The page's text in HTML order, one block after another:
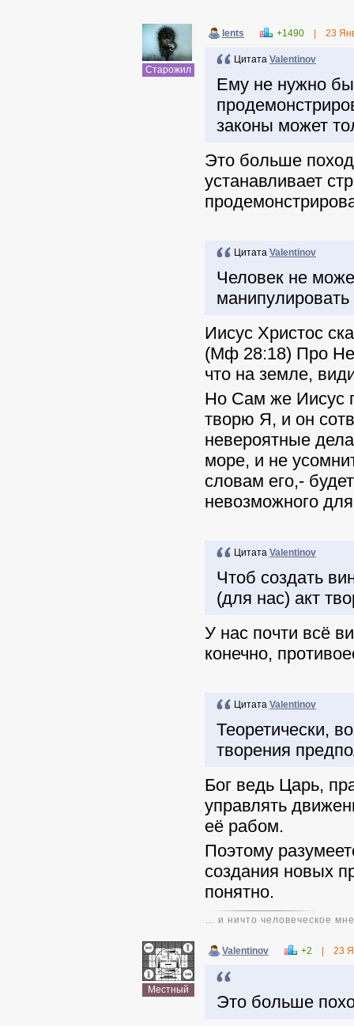
Старожил
lents +1490 23
Цитата Valentinov
Ему не нужно
законы может
Это больше
устанавливает
Цитата Valentinov
Человек не
Иисус Христос
(Мф 28:18) Про
что на земле,
Но Сам же Иисус
творю Я, и он
невероятные
море, и не
словам его,-
невозможного
Цитата Valentinov
Чтоб создать
(для нас) акт
У нас почти всё
конечно,
Цитата Valentinov
Теоретически,
творения
Бог ведь Царь,
управлять
её рабом.
Поэтому
создания новых
понятно.
... и ничто человеческое
Местный
Valentinov +2 23
Это больше